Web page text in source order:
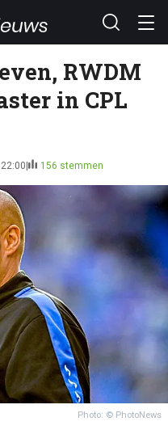
RWDM
in CPL
156 stemmen
Photo: © PhotoNews